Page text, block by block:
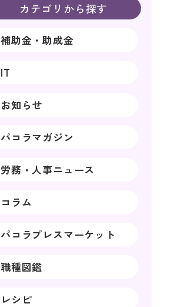
カテゴリから探す
補助金・助成金
IT
お知らせ
パコラマガジン
労務・人事ニュース
コラム
パコラプレスマーケット
職種図鑑
レシピ